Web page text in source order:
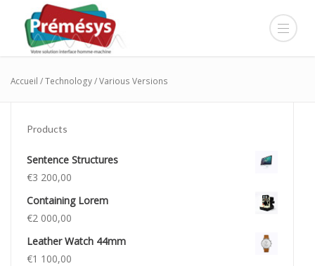
Accueil /Technology/ Various Versions
Products
Sentence Structures
€3 200,00
Containing Lorem
€2 000,00
Leather Watch 44mm
€1 100,00